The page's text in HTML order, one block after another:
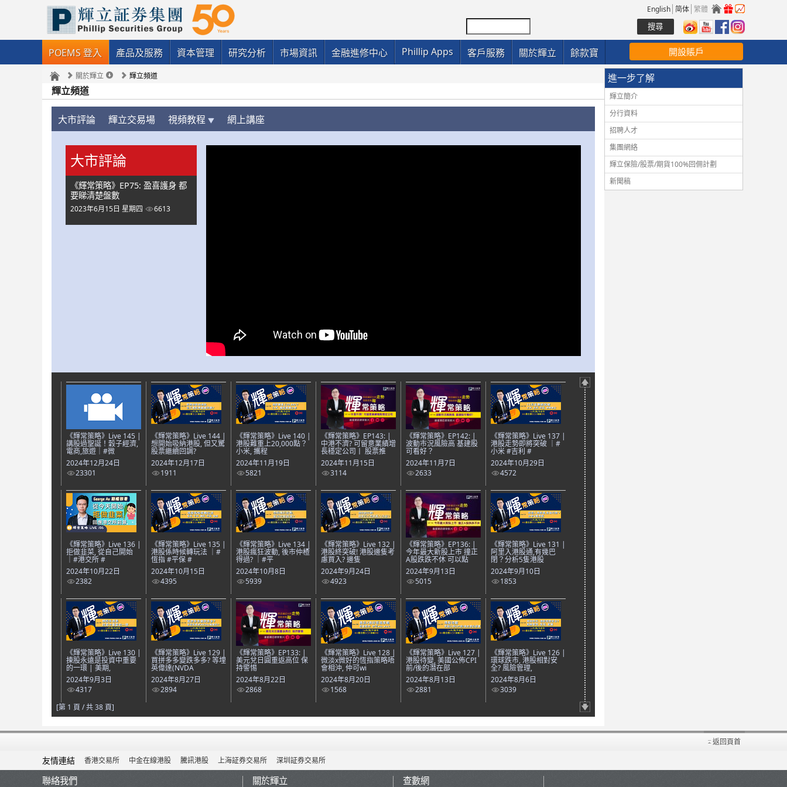
English 简体 繁體
POEMS 登入 產品及服務 資本管理 研究分析 市場資訊 金融進修中心 Phillip Apps 客戶服務 關於輝立 餘款寶 開設賬戶
關於輝立 輝立頻道
輝立頻道
大市評論 輝立交易場 視頻教程 網上講座
大市評論
《輝常策略》EP75: 盈喜護身 都
要睇清楚盤數
2023年6月15日 星期四 6613
《輝常策略》Live 145 |
講股過聖誕！穀子經濟,
電商,旅遊｜#微
2024年12月24日
23301
《輝常策略》Live 144 |
想開始吸納港股, 但又驚
股票繼續回調?
2024年12月17日
1911
《輝常策略》Live 140 |
港股難重上20,000點？
小米, 攜程
2024年11月19日
5821
《輝常策略》EP143: |
中港不濟? 可留意業績增
長穩定公司丨 股票推
2024年11月15日
3114
《輝常策略》EP142: |
波動市況風險高 基建股
可看好？
2024年11月7日
2633
《輝常策略》Live 137 |
港股走勢即將突破 ｜#
小米 #吉利 #
2024年10月29日
4572
《輝常策略》Live 136 |
拒做韭菜, 從自己開始
｜#港交所 #
2024年10月22日
2382
《輝常策略》Live 135 |
港股係時候轉玩法 ｜#
恆指 #平保 #
2024年10月15日
4395
《輝常策略》Live 134 |
港股瘋狂波動, 後市仲楂
得過? ｜#平
2024年10月8日
5939
《輝常策略》Live 132 |
港股終突破! 港股邊隻考
慮買入? 邊隻
2024年9月24日
4923
《輝常策略》EP136: |
今年最大新股上市 撞正
A股跌跌不休 可以點
2024年9月13日
5015
《輝常策略》Live 131 |
阿里入港股通,有幾巴
閉？分析5隻港股
2024年9月10日
1853
《輝常策略》Live 130 |
揀股永遠是投資中重要
的一環 | 美期,
2024年9月3日
4317
《輝常策略》Live 129 |
買拼多多變跌多多? 等埋
英偉達(NVDA
2024年8月27日
2894
《輝常策略》EP133: |
美元兌日圓重返高位 保
持警惕
2024年8月22日
2868
《輝常策略》Live 128 |
微淡x微好的恆指策略唔
會相沖, 仲可wi
2024年8月20日
1568
《輝常策略》Live 127 |
港股待變, 美國公佈CPI
前/後的潛在部
2024年8月13日
2881
《輝常策略》Live 126 |
環球跌市, 港股相對安
全? 風險管理,
2024年8月6日
3039
[第 1 頁 / 共 38 頁]
進一步了解
輝立簡介
分行資料
招聘人才
集團網絡
輝立保險/股票/期貨100%回佣計劃
新聞稿
返回頁首
友情連結 香港交易所 中金在線港股 騰訊港股 上海証券交易所 深圳証券交易所
聯絡我們 關於輝立 查數網